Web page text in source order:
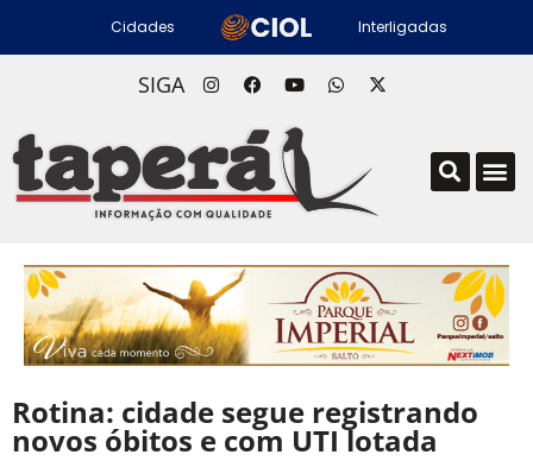
Cidades Interligadas
SIGA
Rotina: cidade segue registrando
novos óbitos e com UTI lotada